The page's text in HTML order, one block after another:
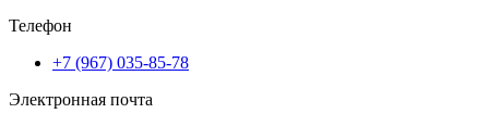
Телефон
+7 (967) 035-85-78
Электронная почта